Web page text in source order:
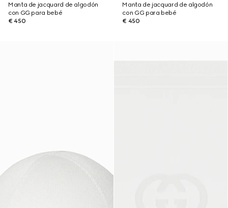
Manta de jacquard de algodón
con GG para bebé
€ 450
Manta de jacquard de algodón
con GG para bebé
€ 450